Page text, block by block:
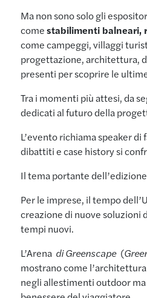
Ma non sono solo gli
comestabilimenti balneari,
come campeggi, villaggi
progettazione, architettura,
presenti per scoprire le
Tra i momenti più attesi, da
dedicati al futuro della
L’evento richiama speaker
dibattiti e case history si
Il tema portante
Per le imprese, il tempo
creazione di nuove soluzioni
tempi nuovi.
L’Arena di Greenscape(
mostrano come
negli allestimenti outdoor